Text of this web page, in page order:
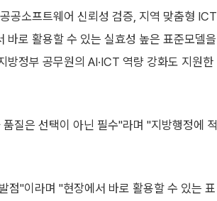
공소프트웨어 신뢰성 검증, 지역 맞춤형 ICT
바로 활용할 수 있는 실효성 높은 표준모델을
방정부 공무원의 AI·ICT 역량 강화도 지원한
질은 선택이 아닌 필수"라며 "지방행정에 적
점"이라며 "현장에서 바로 활용할 수 있는 표